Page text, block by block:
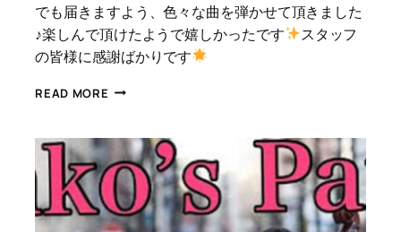
でも届きますよう、色々な曲を弾かせて頂きました
♪楽しんで頂けたようで嬉しかったです
スタッフ
の皆様に感謝ばかりです
READ MORE ピ
コ
サ
ー
ト
♪